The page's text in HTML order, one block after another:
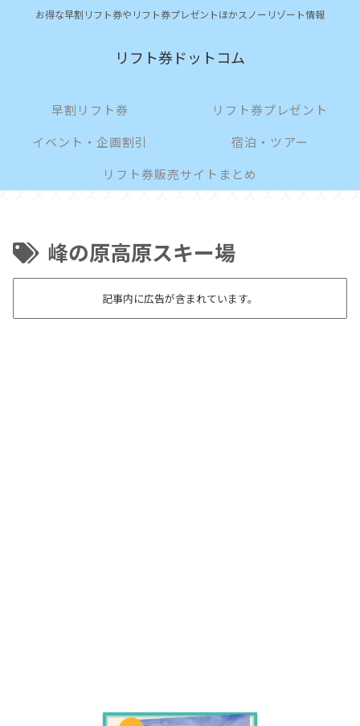
お得な早割リフト券やリフト券プレゼントほかスノーリゾート情報
リフト券ドットコム
早割リフト券
リフト券プレゼント
イベント・企画割引
宿泊・ツアー
リフト券販売サイトまとめ
峰の原高原スキー場
記事内に広告が含まれています。